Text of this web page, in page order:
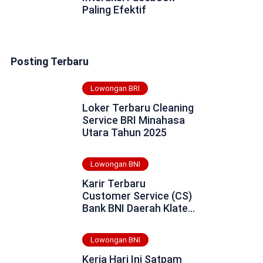
Paling Efektif
Posting Terbaru
Lowongan BRI
Loker Terbaru Cleaning
Service BRI Minahasa
Utara Tahun 2025
Lowongan BNI
Karir Terbaru
Customer Service (CS)
Bank BNI Daerah Klaten
Lowongan BNI
Kerja Hari Ini Satpam